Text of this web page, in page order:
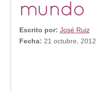
mundo
Escrito por: José Ruiz
Fecha: 21 octubre, 2012